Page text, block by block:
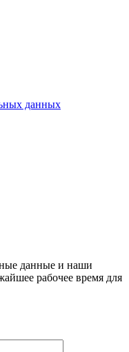
данных
данные и наши
рабочее время для